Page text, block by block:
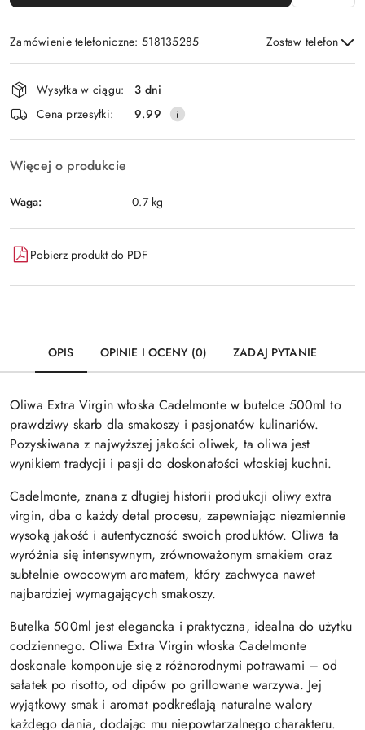
Zamówienie telefoniczne: 518135285 Zostaw telefon
Wyślij
Dostępność
i
dostawa
Wysyłka w ciągu:
3 dni
Cena przesyłki:
9.99
Więcej o produkcie
Waga: 0.7 kg
Pobierz produkt do PDF
OPIS OPINIE I OCENY (0) ZADAJ PYTANIE
Oliwa Extra Virgin włoska Cadelmonte w butelce 500ml to
prawdziwy skarb dla smakoszy i pasjonatów kulinariów.
Pozyskiwana z najwyższej jakości oliwek, ta oliwa jest
wynikiem tradycji i pasji do doskonałości włoskiej kuchni.
Cadelmonte, znana z długiej historii produkcji oliwy extra
virgin, dba o każdy detal procesu, zapewniając niezmiennie
wysoką jakość i autentyczność swoich produktów. Oliwa ta
wyróżnia się intensywnym, zrównoważonym smakiem oraz
subtelnie owocowym aromatem, który zachwyca nawet
najbardziej wymagających smakoszy.
Butelka 500ml jest elegancka i praktyczna, idealna do użytku
codziennego. Oliwa Extra Virgin włoska Cadelmonte
doskonale komponuje się z różnorodnymi potrawami – od
sałatek po risotto, od dipów po grillowane warzywa. Jej
wyjątkowy smak i aromat podkreślają naturalne walory
każdego dania, dodając mu niepowtarzalnego charakteru.